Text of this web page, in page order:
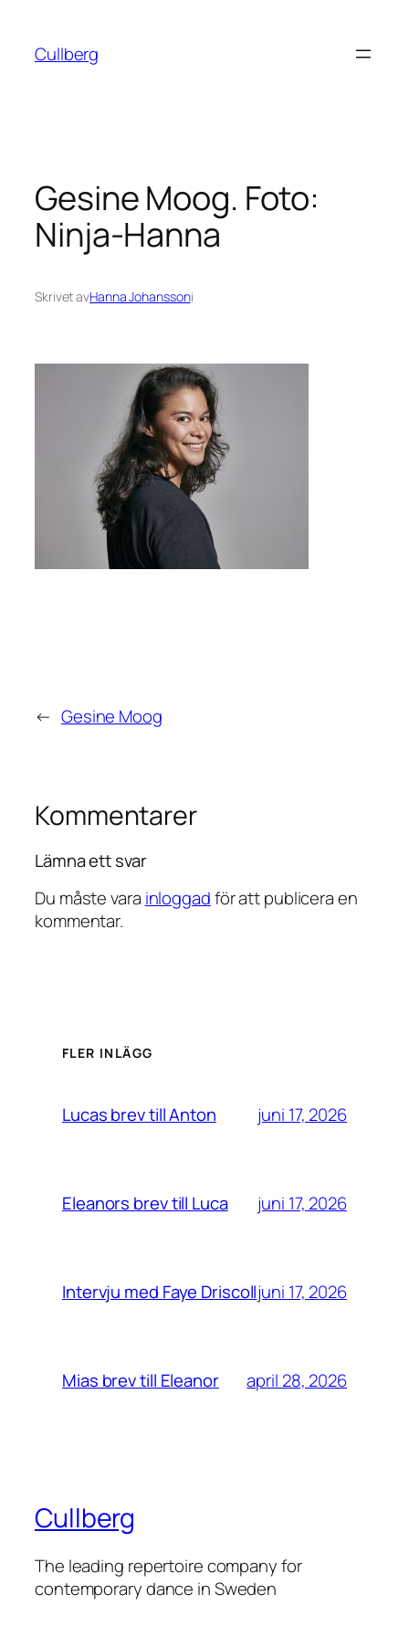
innehåll
Cullberg
Gesine Moog. Foto:
Ninja-Hanna
Skrivet avHanna Johanssoni
← Gesine Moog
Kommentarer
Lämna ett svar
Du måste vara inloggadför att publicera en
kommentar.
FLER INLÄGG
Lucas brev till Anton juni 17, 2026
Eleanors brev till Luca juni 17, 2026
Intervju med Faye Driscolljuni 17, 2026
Mias brev till Eleanor april 28, 2026
Cullberg
The leading repertoire company for
contemporary dance in Sweden